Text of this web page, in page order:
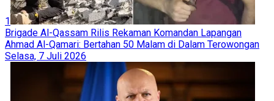
1
Brigade Al-Qassam Rilis Rekaman Komandan Lapangan
Ahmad Al-Qamari: Bertahan 50 Malam di Dalam Terowongan
Selasa, 7 Juli 2026